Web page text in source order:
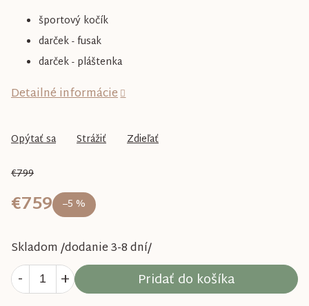
€799
–5 %
€759
Skladom /dodanie 3-8 dní/
Pridať do košíka
športový kočík
darček - fusak
darček - pláštenka
Detailné informácie
Opýtať sa Strážiť Zdieľať